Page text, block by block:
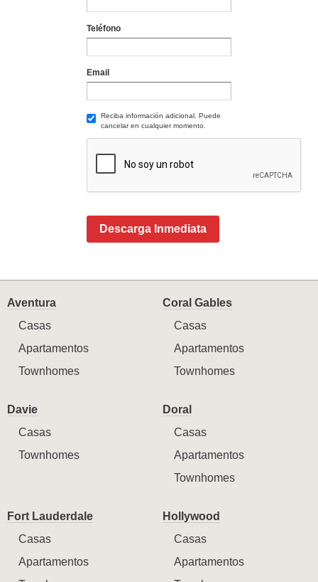
Teléfono
Email
Reciba información adicional. Puede
cancelar en cualquier momento.
Descarga Inmediata
Aventura
Casas
Apartamentos
Townhomes
Coral Gables
Casas
Apartamentos
Townhomes
Davie
Casas
Townhomes
Doral
Casas
Apartamentos
Townhomes
Fort Lauderdale
Casas
Apartamentos
Hollywood
Casas
Apartamentos